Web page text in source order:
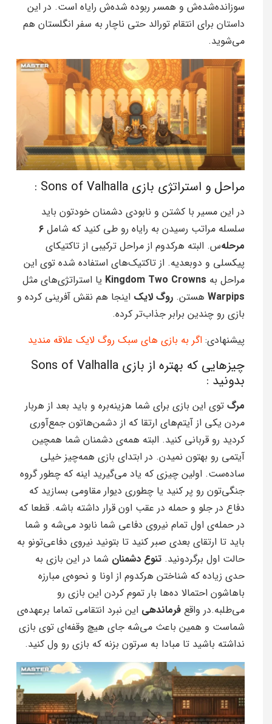
سوزانده‌شده‌ش و همسر ربوده شده‌ش رایاه است. در این
داستان برای انتقام تورالد حتی ناچار به سفر انگلستان هم
می‌شوید.
مراحل و استراتژی بازی Sons of Valhalla :
در این مسیر با کشتن و نابودی دشمنان خودتون باید
سلسله مراتب رسیدن به رایاه رو طی کنید که شامل ۶
مرحله‌‌س. البته هرکدوم از مراحل ترکیبی از تاکتیکای
پیکسلی و دوبعدیه. از تاکتیک‌های استفاده شده توی این
مراحل به
یا استراتژی‌های مثل
Warpips هستن. روگ لایک اینجا هم نقش آفرینی کرده و
بازی رو چندین برابر جذاب‌تر کرده.
پیشنهادی: اگر به بازی های سبک روگ لایک علاقه مندید
چیزهایی که بهتره از بازی Sons of Valhalla
بدونید :
مرگ توی این بازی برای شما هزینه‌بره و باید بعد از هربار
مردن یکی از آيتم‌های ارتقا که از دشمن‌هاتون جمع‌آوری
کردید رو قربانی کنید. البته همه‌ی‌ دشمنان شما همچین
آیتمی رو بهتون نمیدن. در ابتدای بازی همه‌چیز خیلی
ساده‌ست. اولین چیزی که یاد می‌گیرید اینه که چطور گروه
جنگی‌تون رو پر کنید یا چطوری دیوار مقاومی بسازید که
دفاع در جلو و حمله در عقب اون قرار داشته باشه. قطعا که
در حمله‌ی اول تمام نیروی دفاعی شما نابود می‌شه و شما
باید تا ارتقای بعدی صبر کنید تا بتونید نیروی دفاعی‌تونو به
حالت اول برگردونید. تنوع دشمنان شما در این بازی به
حدی زیاده که شناختن هرکدوم از اونا و نحوه‌ی مبارزه
باهاشون احتمالا ده‌ها بار تموم کردن این بازی رو
می‌طلبه.در واقع فرماندهی این نبرد انتقامی تماما برعهده‌ی
شماست و همین باعث می‌شه جای هیچ وقفه‌ای توی بازی
نداشته باشید تا مبادا به سرتون بزنه که بازی رو ول کنید.